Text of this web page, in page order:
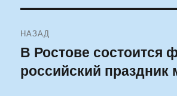
по
записям
НАЗАД
Предыдущая
запись:
В Ростове состоится
российский праздник